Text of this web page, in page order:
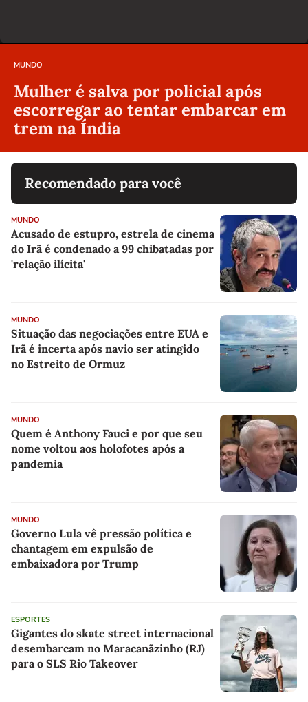
MUNDO
Mulher é salva por policial após
escorregar ao tentar embarcar em
trem na Índia
Recomendado para você
MUNDO
Acusado de estupro, estrela de cinema
do Irã é condenado a 99 chibatadas por
'relação ilícita'
MUNDO
Situação das negociações entre EUA e
Irã é incerta após navio ser atingido
no Estreito de Ormuz
MUNDO
Quem é Anthony Fauci e por que seu
nome voltou aos holofotes após a
pandemia
MUNDO
Governo Lula vê pressão política e
chantagem em expulsão de
embaixadora por Trump
ESPORTES
Gigantes do skate street internacional
desembarcam no Maracanãzinho (RJ)
para o SLS Rio Takeover